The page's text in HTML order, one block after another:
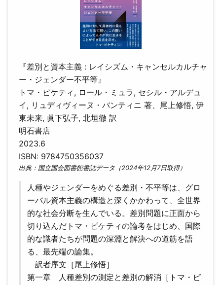
『差別と資本主義 : レイシズム・キャンセルカルチャ
ー・ジェンダー不平等』
トマ・ピケティ, ロール・ミュラ, セシル・アルデュ
イ, リュディヴィーヌ・バンティニ 著、尾上修悟, 伊
東未来, 眞下弘子, 北垣徹 訳
明石書店
2023.6
ISBN: 9784750356037
出典：国立国会図書館書誌データ（2024年12月7日取得）
人種やジェンダーをめぐる差別・不平等は、グロ
ーバル資本主義の構造と深くかかわって、全世界
的な社会分断を生んでいる。差別問題に正面から
切り込んだトマ・ピケティの論考をはじめ、国際
的な識者たちが問題の深淵と解決への道筋を語
る、最先端の論集。
訳者序文［尾上修悟］
第一章 人種差別の測定と差別の解消［トマ・ピ